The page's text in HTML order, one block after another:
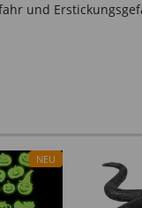
und
NEU